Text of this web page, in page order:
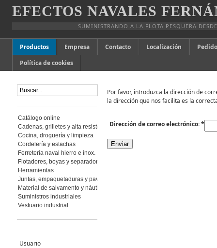
EFECTOS NAVALES
SUMINISTRANDO A LA FLOTA PESQUERA
Productos Empresa Contacto Localización
Política de cookies
Por favor, introduzca la dirección de
la dirección que nos facilita es la
Dirección de correo electrónico:*
Enviar
Catálogo online
Cadenas, grilletes y alta resistencia
Cocina, droguería y limpieza
Cordelería y estachas
Ferretería naval hierro e inox.
Flotadores, boyas y separadores
Herramientas
Juntas, empaquetaduras y pavimento
Material de salvamento y náutica
Suministros industriales
Vestuario industrial
Usuario